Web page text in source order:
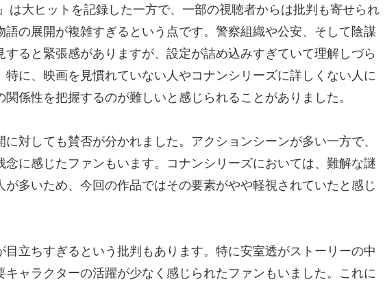
は大ヒットを記録した一方で、一部の視聴者からは批判も寄せられ
語の展開が複雑すぎるという点です。警察組織や公安、そして陰謀
ると緊張感がありますが、設定が詰め込みすぎていて理解しづら
に、映画を見慣れていない人やコナンシリーズに詳しくない人に
係性を把握するのが難しいと感じられることがありました。
対しても賛否が分かれました。アクションシーンが多い一方で、
に感じたファンもいます。コナンシリーズにおいては、難解な謎
多いため、今回の作品ではその要素がやや軽視されていたと感じ
目立ちすぎるという批判もあります。特に安室透がストーリーの中
ャラクターの活躍が少なく感じられたファンもいました。これに